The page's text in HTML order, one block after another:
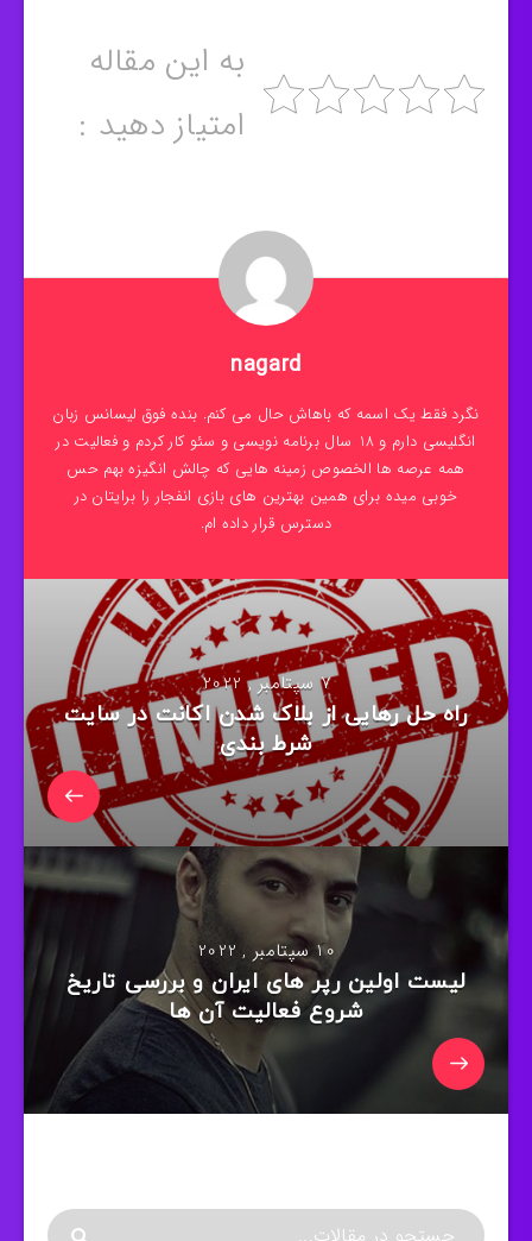
به این مقاله
امتیاز دهید :
nagard
نگرد فقط یک اسمه که باهاش حال می کنم. بنده فوق لیسانس زبان
انگلیسی دارم و 18 سال برنامه نویسی و سئو کار کردم و فعالیت در
همه عرصه ها الخصوص زمینه هایی که چالش انگیزه بهم حس
خوبی میده برای همین بهترین های بازی انفجار را برایتان در
دسترس قرار داده ام.
7 سپتامبر , 2022
راه حل رهایی از بلاک شدن اکانت در سایت
شرط بندی
10 سپتامبر , 2022
لیست اولین رپر های ایران و بررسی تاریخ
شروع فعالیت آن ها